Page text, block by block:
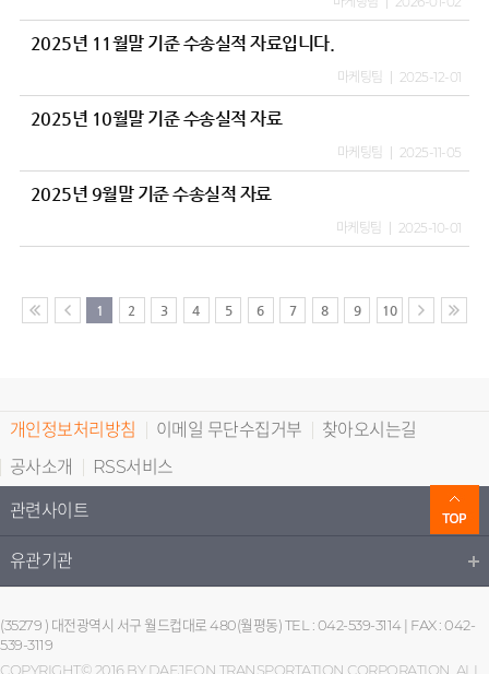
2025년 11월말 기준 수송실적 자료입니다.
마케팅팀 2025-12-01
2025년 10월말 기준 수송실적 자료
마케팅팀 2025-11-05
2025년 9월말 기준 수송실적 자료
마케팅팀 2025-10-01
1 2 3 4 5 6 7 8 9 10
개인정보처리방침 이메일 무단수집거부
찾아오시는길
공사소개
RSS서비스
관련사이트
유관기관
(35279 ) 대전광역시 서구 월드컵대로 480(월평동) TEL : 042-539-3114 | FAX : 042-
539-3119
COPYRIGHT© 2016 BY DAEJEON TRANSPORTATION CORPORATION. ALL